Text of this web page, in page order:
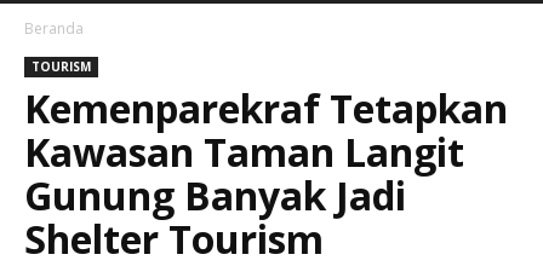
Beranda
TOURISM
Kemenparekraf Tetapkan
Kawasan Taman Langit
Gunung Banyak Jadi
Shelter Tourism